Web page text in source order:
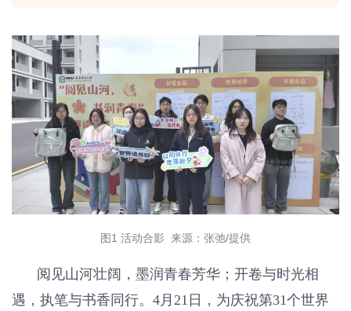
图1 活动合影 来源：张弛/提供
阅见山河壮阔，墨润青春芳华；开卷与时光相
遇，执笔与书香同行。4月21日，为庆祝第31个世界